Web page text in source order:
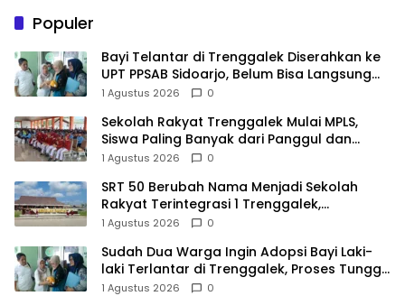
Populer
Bayi Telantar di Trenggalek Diserahkan ke
UPT PPSAB Sidoarjo, Belum Bisa Langsung
Diadopsi
1 Agustus 2026 0
Sekolah Rakyat Trenggalek Mulai MPLS,
Siswa Paling Banyak dari Panggul dan
Gandusari
1 Agustus 2026 0
SRT 50 Berubah Nama Menjadi Sekolah
Rakyat Terintegrasi 1 Trenggalek,
Nomenklatur Berubah
1 Agustus 2026 0
Sudah Dua Warga Ingin Adopsi Bayi Laki-
laki Terlantar di Trenggalek, Proses Tunggu
Hasil Penyelidikan
1 Agustus 2026 0